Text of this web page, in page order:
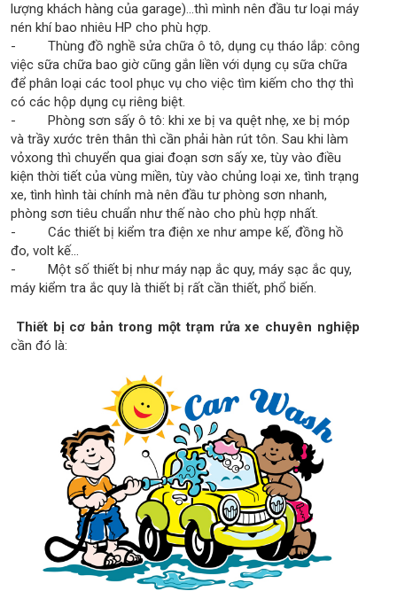
lượng khách hàng của garage)...thì mình nên đầu tư loại máy
nén khí bao nhiêu HP cho phù hợp.
- Thùng đồ nghề sửa chữa ô tô, dụng cụ tháo lắp: công
việc sữa chữa bao giờ cũng gắn liền với dụng cụ sữa chữa
để phân loại các tool phục vụ cho việc tìm kiếm cho thợ thì
có các hộp dụng cụ riêng biệt.
- Phòng sơn sấy ô tô: khi xe bị va quệt nhẹ, xe bị móp
và trầy xước trên thân thì cần phải hàn rút tôn. Sau khi làm
vỏxong thì chuyển qua giai đoạn sơn sấy xe, tùy vào điều
kiện thời tiết của vùng miền, tùy vào chủng loại xe, tình trạng
xe, tình hình tài chính mà nên đầu tư phòng sơn nhanh,
phòng sơn tiêu chuẩn như thế nào cho phù hợp nhất.
- Các thiết bị kiểm tra điện xe như ampe kế, đồng hồ
đo, volt kế...
- Một số thiết bị như máy nạp ắc quy, máy sạc ắc quy,
máy kiểm tra ắc quy là thiết bị rất cần thiết, phổ biến.
Thiết bị cơ bản trong một trạm rửa xe chuyên nghiệp
cần đó là: